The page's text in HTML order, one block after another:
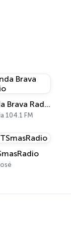
Onda Brava Radio
104.1 FM